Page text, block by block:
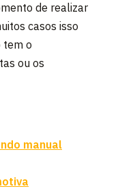
de realizar
casos isso
tem o
ou os
manual